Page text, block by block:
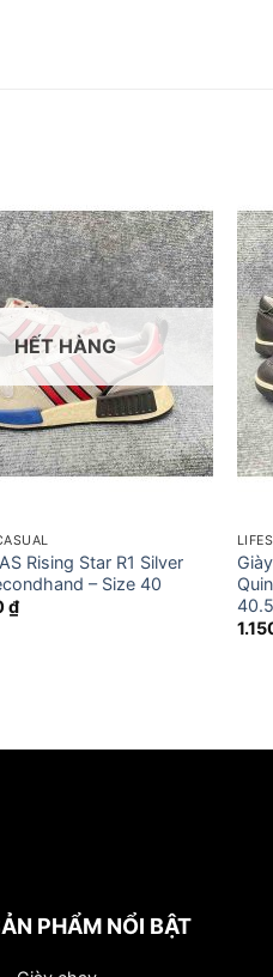
HẾT HÀNG
Rising Star R1 Silver
– Size 40
₫
PHẨM NỔI BẬT